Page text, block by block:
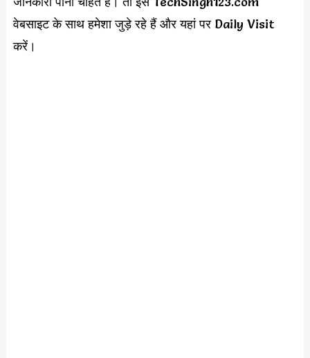
वेबसाइट के साथ हमेशा जुड़े रहे हैं और यहां पर Daily Visit
करें।